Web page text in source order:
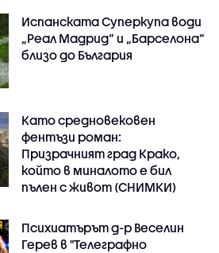
Испанската Суперкупа води
„Реал Мадрид“ и „Барселона“
близо до България
Като средновековен
фентъзи роман:
Призрачният град Крако,
който в миналото е бил
пълен с живот (СНИМКИ)
Психиатърът д-р Веселин
Герев в "Телеграфно